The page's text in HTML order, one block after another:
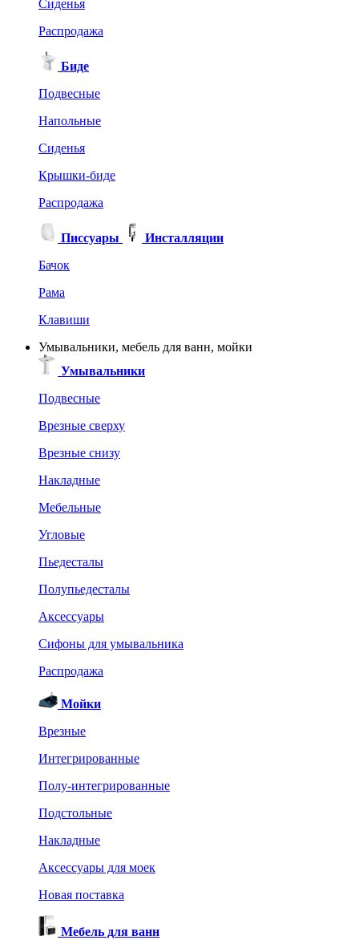
Сиденья
Распродажа
Биде
Подвесные
Напольные
Сиденья
Крышки-биде
Распродажа
Писсуары
Инсталляции
Бачок
Рама
Клавиши
Умывальники, мебель для ванн, мойки
Умывальники
Подвесные
Врезные сверху
Врезные снизу
Накладные
Мебельные
Угловые
Пьедесталы
Полупьедесталы
Аксессуары
Сифоны для умывальника
Распродажа
Мойки
Врезные
Интегрированные
Полу-интегрированные
Подстольные
Накладные
Аксессуары для моек
Новая поставка
Мебель для ванн